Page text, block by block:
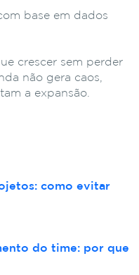
base em dados
crescer sem perder
não gera caos,
a expansão.
como evitar
do time: por que